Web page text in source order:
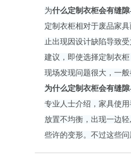
为什么定制衣柜会有缝
定制衣柜相对于废品家
止出现因设计缺陷导致
建议，即使选择定制衣
现场发现问题很大，一
为什么定制衣柜会有缝
专业人士介绍，家具使
放置不均衡，出现一边
些许的变形。不过这些